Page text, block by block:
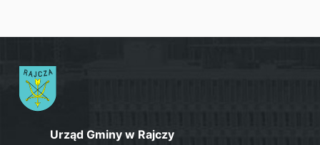
Urząd Gminy w Rajczy